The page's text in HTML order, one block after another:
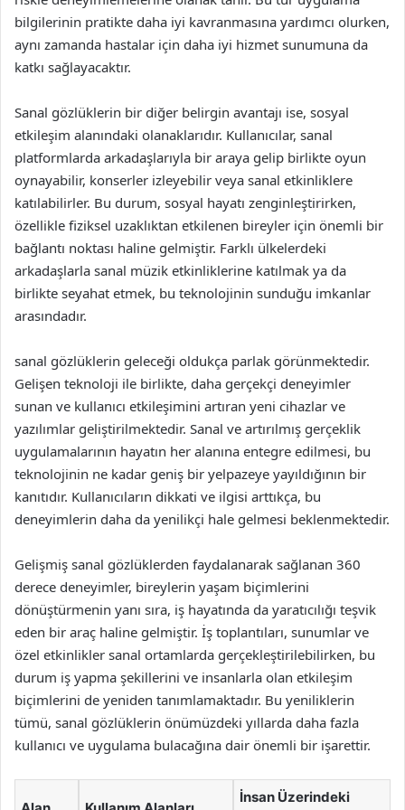
bilgilerinin pratikte daha iyi kavranmasına yardımcı olurken,
aynı zamanda hastalar için daha iyi hizmet sunumuna da
katkı sağlayacaktır.
Sanal gözlüklerin bir diğer belirgin avantajı ise, sosyal
etkileşim alanındaki olanaklarıdır. Kullanıcılar, sanal
platformlarda arkadaşlarıyla bir araya gelip birlikte oyun
oynayabilir, konserler izleyebilir veya sanal etkinliklere
katılabilirler. Bu durum, sosyal hayatı zenginleştirirken,
özellikle fiziksel uzaklıktan etkilenen bireyler için önemli bir
bağlantı noktası haline gelmiştir. Farklı ülkelerdeki
arkadaşlarla sanal müzik etkinliklerine katılmak ya da
birlikte seyahat etmek, bu teknolojinin sunduğu imkanlar
arasındadır.
sanal gözlüklerin geleceği oldukça parlak görünmektedir.
Gelişen teknoloji ile birlikte, daha gerçekçi deneyimler
sunan ve kullanıcı etkileşimini artıran yeni cihazlar ve
yazılımlar geliştirilmektedir. Sanal ve artırılmış gerçeklik
uygulamalarının hayatın her alanına entegre edilmesi, bu
teknolojinin ne kadar geniş bir yelpazeye yayıldığının bir
kanıtıdır. Kullanıcıların dikkati ve ilgisi arttıkça, bu
deneyimlerin daha da yenilikçi hale gelmesi beklenmektedir.
Gelişmiş sanal gözlüklerden faydalanarak sağlanan 360
derece deneyimler, bireylerin yaşam biçimlerini
dönüştürmenin yanı sıra, iş hayatında da yaratıcılığı teşvik
eden bir araç haline gelmiştir. İş toplantıları, sunumlar ve
özel etkinlikler sanal ortamlarda gerçekleştirilebilirken, bu
durum iş yapma şekillerini ve insanlarla olan etkileşim
biçimlerini de yeniden tanımlamaktadır. Bu yeniliklerin
tümü, sanal gözlüklerin önümüzdeki yıllarda daha fazla
kullanıcı ve uygulama bulacağına dair önemli bir işarettir.
İnsan Üzerindeki